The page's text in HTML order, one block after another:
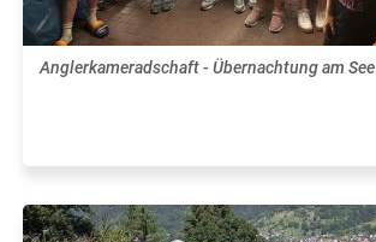
Anglerkameradschaft - Übernachtung am See